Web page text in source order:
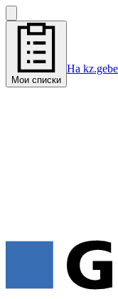
Мои списки
На